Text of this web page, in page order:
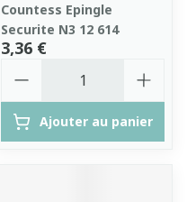
Countess Epingle
Securite N3 12 614
3,36 €
Ajouter au panier